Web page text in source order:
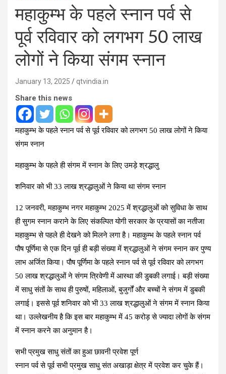
महाकुम्भ के पहले स्नान पर्व से
पूर्व रविवार को लगभग 50 लाख
लोगों ने किया संगम स्नान
January 13, 2025 qtvindia.in
Share this news
महाकुम्भ के पहले स्नान पर्व से पूर्व रविवार को लगभग 50 लाख लोगों ने किया
संगम स्नान
महाकुम्भ के पहले ही संगम में स्नान के लिए उमड़े श्रद्धालु
शनिवार को भी 33 लाख श्रद्धालुओं ने किया था संगम स्नान
12 जनवरी, महाकुम्भ नगर महाकुम्भ 2025 में श्रद्धालुओं को सुविधा के साथ
ही सुगम स्नान कराने के लिए संकल्पित योगी सरकार के प्रयासों का नतीजा
महाकुम्भ से पहले ही देखने को मिलने लगा है। महाकुम्भ के पहले स्नान पर्व
पौष पूर्णिमा से एक दिन पूर्व ही बड़ी संख्या में श्रद्धालुओं ने संगम स्नान कर पुण्य
लाभ अर्जित किया। पौष पूर्णिमा के पहले स्नान पर्व से पूर्व रविवार को लगभग
50 लाख श्रद्धालुओं ने संगम त्रिवेणी में आस्था की डुबकी लगाई। बड़ी संख्या
में साधु संतों के साथ ही पुरुषों, महिलाओं, बुजुर्गों और बच्चों ने संगम में डुबकी
लगाई। इससे पूर्व शनिवार को भी 33 लाख श्रद्धालुओं ने संगम में स्नान किया
था। उल्लेखनीय है कि इस बार महाकुम्भ में 45 करोड़ से ज्यादा लोगों के संगम
में स्नान करने का अनुमान है।
सभी प्रमुख साधु संतों का हुआ छावनी प्रवेश पूर्ण
स्नान पर्व से पूर्व सभी प्रमुख साधु संत अखाड़ा क्षेत्र में प्रवेश कर चुके हैं।